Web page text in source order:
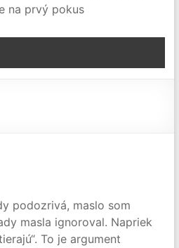
na prvý pokus
podozrivá, maslo som
masla ignoroval. Napriek
To je argument